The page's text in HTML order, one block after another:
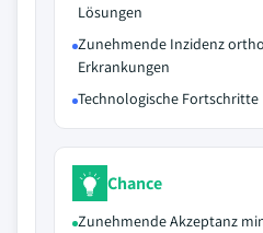
Lösungen
Zunehmende Inzidenz
Erkrankungen
Technologische Fortschritte
Chance
Zunehmende Akzeptanz